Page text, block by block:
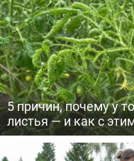
5 причин, почему у
листья — и как с